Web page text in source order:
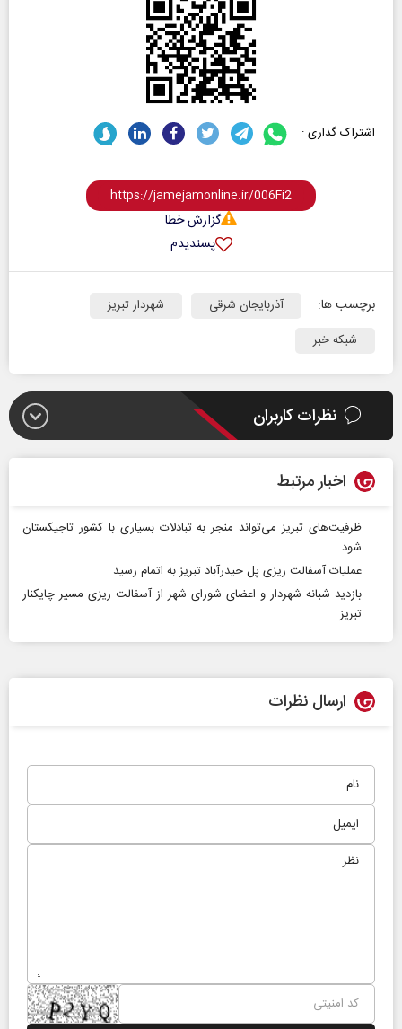
اشتراک گذاری :
گزارش خطا
پسندیدم
برچسب ها: آذربایجان شرقی
شهردار تبریز
شبکه خبر
نظرات کاربران
اخبار مرتبط
ظرفیت‌های تبریز می‌تواند منجر به تبادلات بسیاری با کشور تاجیکستان
شود
عملیات آسفالت ریزی پل حیدرآباد تبریز به اتمام رسید
بازدید شبانه شهردار و اعضای شورای شهر از آسفالت ریزی مسیر چایکنار
تبریز
ارسال نظرات